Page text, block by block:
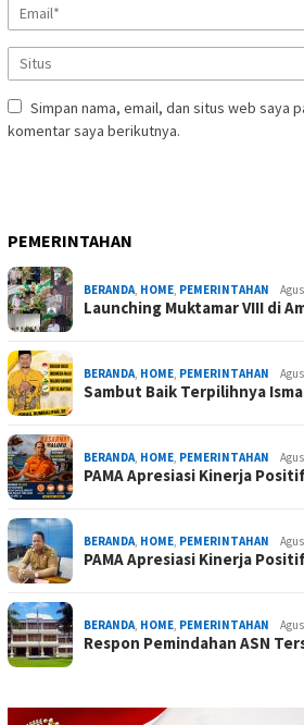
Simpan nama, email, dan situs web saya
komentar saya berikutnya.
PEMERINTAHAN
BERANDA HOME PEMERINTAHAN
Launching Muktamar VIII di
BERANDA HOME PEMERINTAHAN
Sambut Baik Terpilihnya
BERANDA HOME PEMERINTAHAN
PAMA Apresiasi Kinerja
BERANDA HOME PEMERINTAHAN
PAMA Apresiasi Kinerja
BERANDA HOME PEMERINTAHAN
Respon Pemindahan ASN